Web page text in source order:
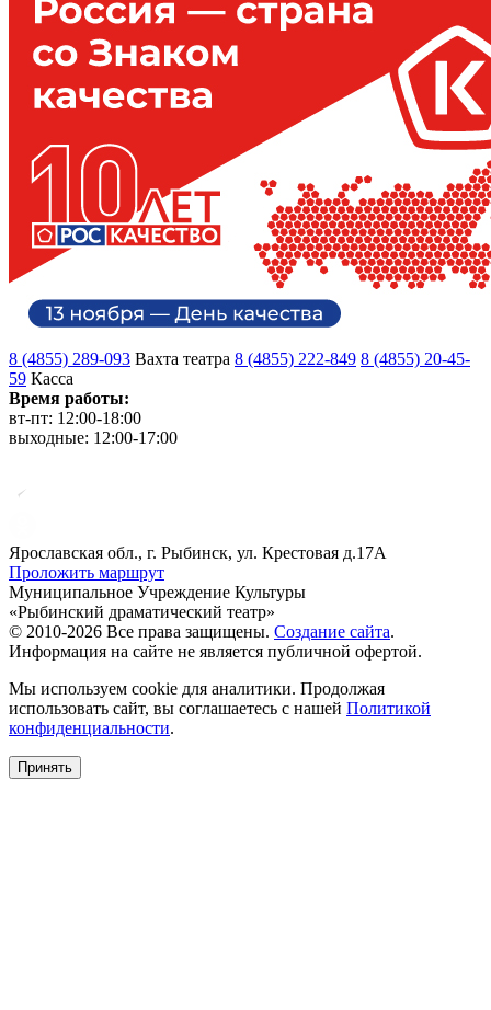
8 (4855) 289-093 Вахта театра 8 (4855) 222-849 8 (4855) 20-45-
59 Касса
Время работы:
вт-пт: 12:00-18:00
выходные: 12:00-17:00
Ярославская обл., г. Рыбинск, ул. Крестовая д.17А
Проложить маршрут
Муниципальное Учреждение Культуры
«Рыбинский драматический театр»
© 2010-2026 Все права защищены. Создание сайта.
Информация на сайте не является публичной офертой.
Мы используем cookie для аналитики. Продолжая
использовать сайт, вы соглашаетесь с нашей Политикой
конфиденциальности.
Принять